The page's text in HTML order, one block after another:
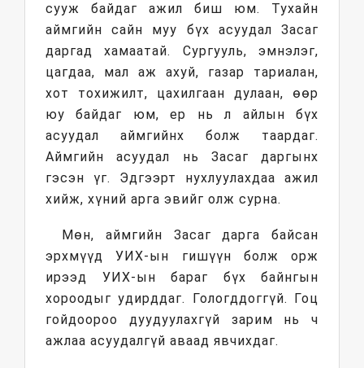
сууж байдаг ажил биш юм. Тухайн
аймгийн сайн муу бүх асуудал Засаг
даргад хамаатай. Сургууль, эмнэлэг,
цагдаа, мал аж ахуй, газар тариалан,
хот тохижилт, цахилгаан дулаан, өөр
юу байдаг юм, ер нь л айлын бүх
асуудал аймгийнх болж таардаг.
Аймгийн асуудал нь Засаг даргынх
гэсэн үг. Эдгээрт нухлуулахдаа ажил
хийж, хүний арга эвийг олж сурна.
Мөн, аймгийн Засаг дарга байсан
эрхмүүд УИХ-ын гишүүн болж орж
ирээд УИХ-ын бараг бүх байнгын
хороодыг удирддаг. Гологддоггүй. Гоц
гойдоороо дуудуулахгүй зарим нь ч
ажлаа асуудалгүй аваад явчихдаг.